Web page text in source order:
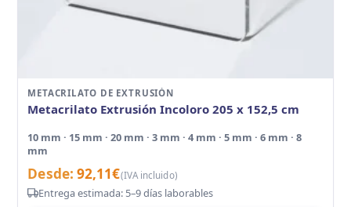
METACRILATO DE EXTRUSIÓN
Metacrilato Extrusión Incoloro 205 x 152,5 cm
10 mm · 15 mm · 20 mm · 3 mm · 4 mm · 5 mm · 6 mm · 8
mm
Desde:92,11€(IVA incluido)
Entrega estimada: 5–9 días laborables